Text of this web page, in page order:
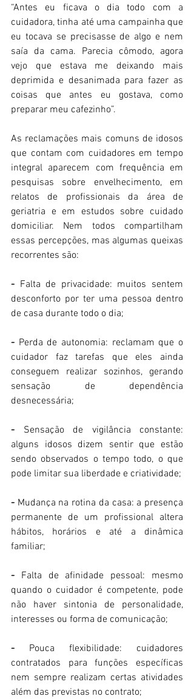
“Antes eu ficava o dia todo com a
cuidadora, tinha até uma campainha que
eu tocava se precisasse de algo e nem
saía da cama. Parecia cômodo, agora
vejo que estava me deixando mais
deprimida e desanimada para fazer as
coisas que antes eu gostava, como
preparar meu cafezinho”.
As reclamações mais comuns de idosos
que contam com cuidadores em tempo
integral aparecem com frequência em
pesquisas sobre envelhecimento, em
relatos de profissionais da área de
geriatria e em estudos sobre cuidado
domiciliar. Nem todos compartilham
essas percepções, mas algumas queixas
recorrentes são:
- Falta de privacidade: muitos sentem
desconforto por ter uma pessoa dentro
de casa durante todo o dia;
- Perda de autonomia: reclamam que o
cuidador faz tarefas que eles ainda
conseguem realizar sozinhos, gerando
sensação de dependência
desnecessária;
- Sensação de vigilância constante:
alguns idosos dizem sentir que estão
sendo observados o tempo todo, o que
pode limitar sua liberdade e criatividade;
- Mudança na rotina da casa: a presença
permanente de um profissional altera
hábitos, horários e até a dinâmica
familiar;
- Falta de afinidade pessoal: mesmo
quando o cuidador é competente, pode
não haver sintonia de personalidade,
interesses ou forma de comunicação;
- Pouca flexibilidade: cuidadores
contratados para funções específicas
nem sempre realizam certas atividades
além das previstas no contrato;